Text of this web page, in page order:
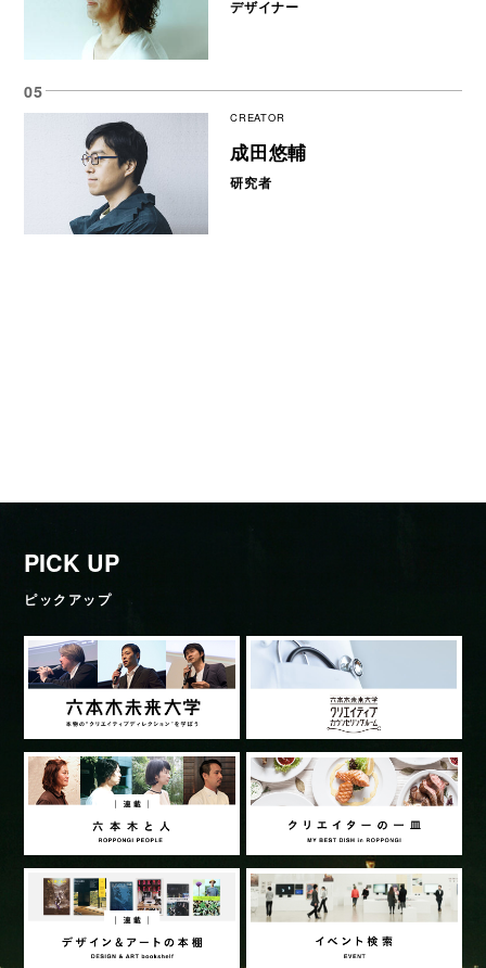
デザイナー
CREATOR
成田悠輔
研究者
PICK UP
ピックアップ